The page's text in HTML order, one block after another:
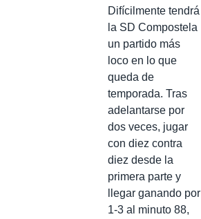
Difícilmente tendrá
la SD Compostela
un partido más
loco en lo que
queda de
temporada. Tras
adelantarse por
dos veces, jugar
con diez contra
diez desde la
primera parte y
llegar ganando por
1-3 al minuto 88,